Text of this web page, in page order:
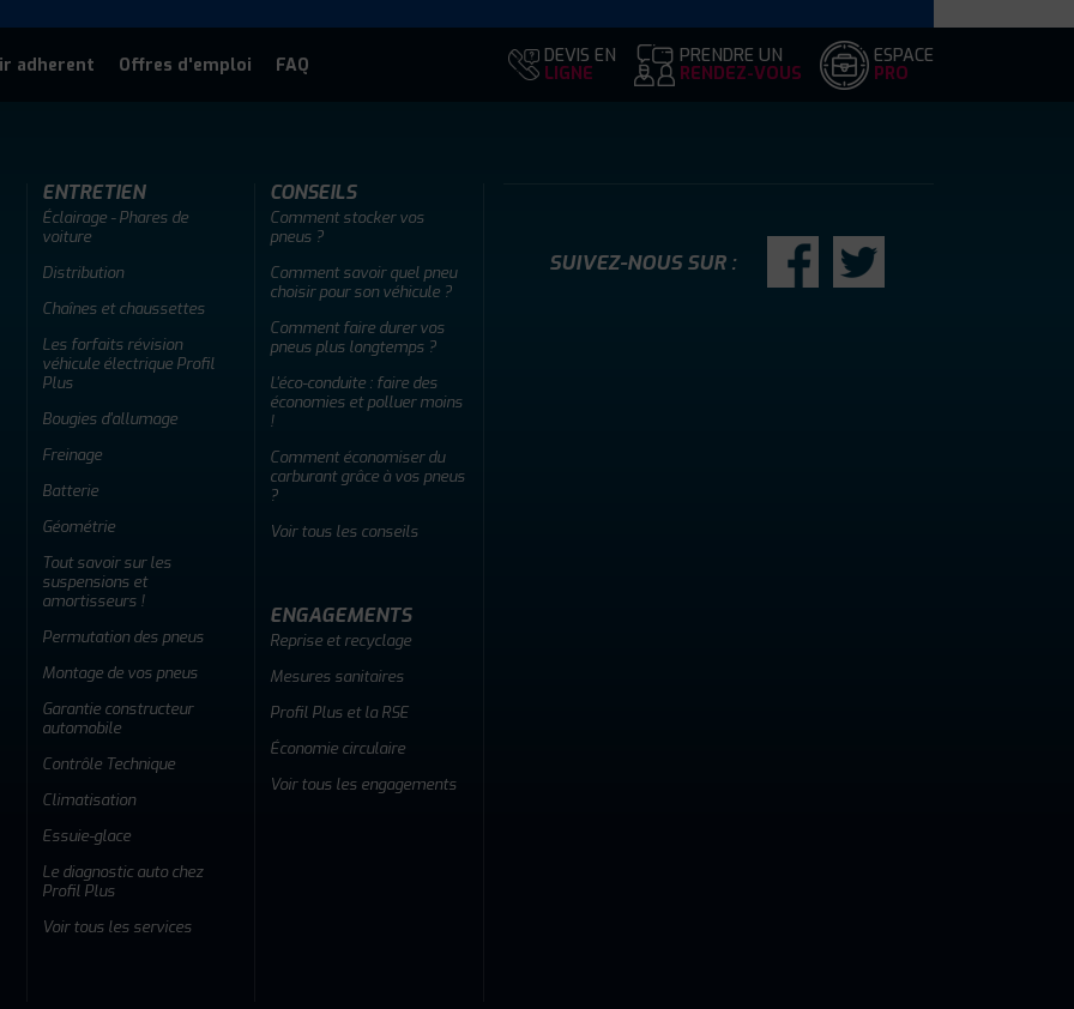
adherent Offres d'emploi FAQ DEVIS EN
LIGNE
PRENDRE UN
RENDEZ-VOUS
ESPACE
PRO
ENTRETIEN
Éclairage - Phares de
voiture
Distribution
Chaînes et chaussettes
Les forfaits révision
véhicule électrique Profil
Plus
Bougies d'allumage
Freinage
Batterie
Géométrie
Tout savoir sur les
suspensions et
amortisseurs !
Permutation des pneus
Montage de vos pneus
Garantie constructeur
automobile
Contrôle Technique
Climatisation
Essuie-glace
Le diagnostic auto chez
Profil Plus
Voir tous les services
CONSEILS
Comment stocker vos
pneus ?
Comment savoir quel pneu
choisir pour son véhicule ?
Comment faire durer vos
pneus plus longtemps ?
L'éco-conduite : faire des
économies et polluer moins
!
Comment économiser du
carburant grâce à vos pneus
?
Voir tous les conseils
ENGAGEMENTS
Reprise et recyclage
Mesures sanitaires
Profil Plus et la RSE
Économie circulaire
Voir tous les engagements
SUIVEZ-NOUS SUR :